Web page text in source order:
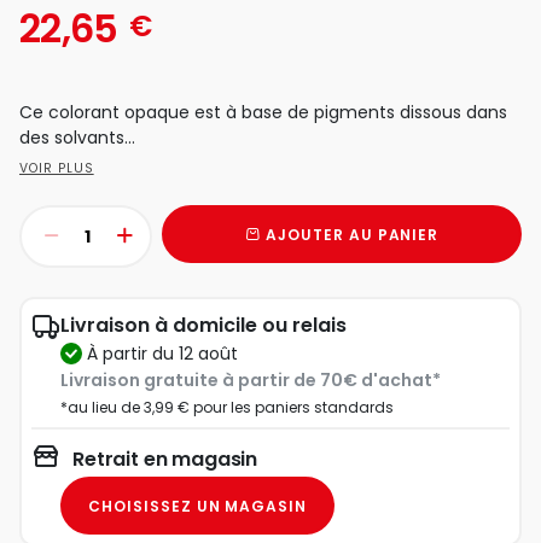
22,65 €
Ce colorant opaque est à base de pigments dissous dans
des solvants...
VOIR PLUS
AJOUTER AU PANIER
Livraison à domicile ou relais
à partir du 12 août
Livraison gratuite à partir de 70€ d'achat*
*au lieu de 3,99 € pour les paniers standards
Retrait en magasin
CHOISISSEZ UN MAGASIN